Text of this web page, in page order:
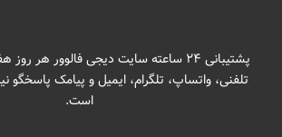
پشتیبانی ۲۴ ساعته سایت دیجی فالوور هر
تلفنی، واتساپ، تلگرام، ایمیل و پیامک پاسخگو
است.